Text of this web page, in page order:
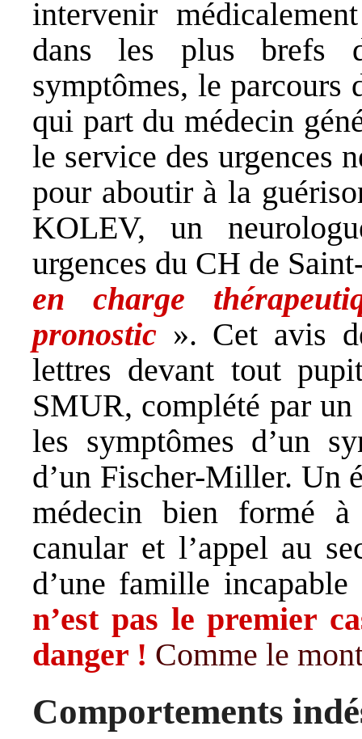
intervenir
dans les plus brefs
symptômes, le parcours
qui part du médecin
le service des urgences
pour aboutir à la
KOLEV, un
urgences du CH de
en charge
pronostic ». Cet avis
lettres devant tout
SMUR, complété par
les symptômes d’un
d’un Fischer-Miller. Un
médecin bien formé
canular et l’appel au
d’une famille
n’est pas le premier
danger ! Comme le
Comportements